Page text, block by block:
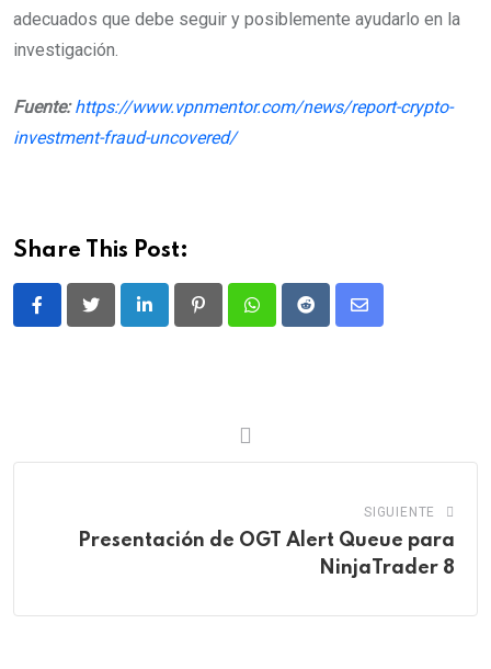
adecuados que debe seguir y posiblemente ayudarlo en la
investigación.
Fuente: https://www.vpnmentor.com/news/report-crypto-
investment-fraud-uncovered/
Share This Post:
LinkedIn PinterestWhatsappRedditShare
SIGUIENTE
Presentación de OGT Alert Queue para
NinjaTrader 8